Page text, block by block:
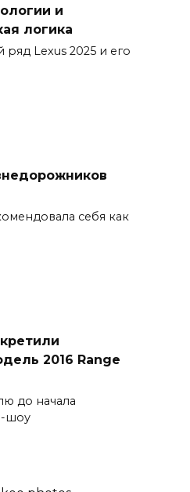
и
логика
Lexus 2025 и его
себя как
2016 Range
до начала
шоу